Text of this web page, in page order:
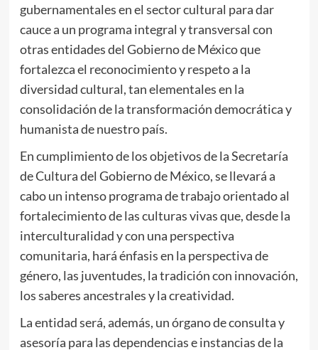
gubernamentales en el sector cultural para dar
cauce a un programa integral y transversal con
otras entidades del Gobierno de México que
fortalezca el reconocimiento y respeto a la
diversidad cultural, tan elementales en la
consolidación de la transformación democrática y
humanista de nuestro país.
En cumplimiento de los objetivos de la Secretaría
de Cultura del Gobierno de México, se llevará a
cabo un intenso programa de trabajo orientado al
fortalecimiento de las culturas vivas que, desde la
interculturalidad y con una perspectiva
comunitaria, hará énfasis en la perspectiva de
género, las juventudes, la tradición con innovación,
los saberes ancestrales y la creatividad.
La entidad será, además, un órgano de consulta y
asesoría para las dependencias e instancias de la